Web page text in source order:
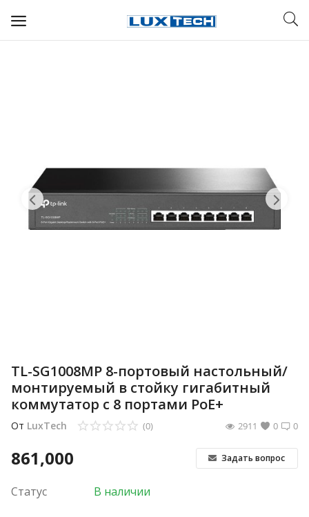
Прочее
Избранное
TL-SG1008MP 8-портовый настольный/
монтируемый в стойку гигабитный
коммутатор с 8 портами PoE+
От LuxTech 0
(0) 0
2911
861,000 Задать вопрос
Статус В наличии